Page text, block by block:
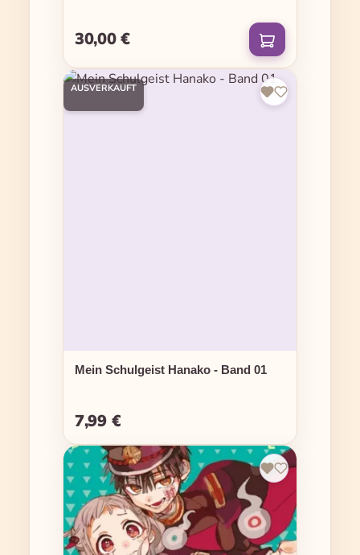
Regulärer Preis:
30,00 €
AUSVERKAUFT
Mein Schulgeist Hanako - Band 01
Regulärer Preis:
7,99 €